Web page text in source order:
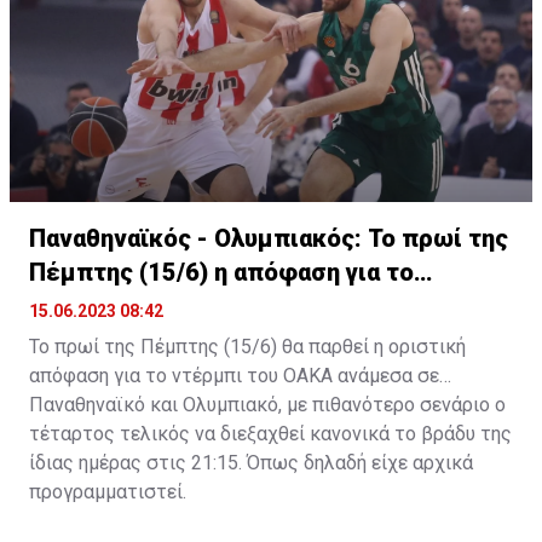
(ή "γάμο" αν προτιμάτε) με έναν εκ των δύο, στη
Φενέρμπαχτσε δεν προτίθενται να προχωρήσουν τις
όποιες διαδικασίες με τον Νικ Καλάθη.
Παναθηναϊκός - Ολυμπιακός: Το πρωί της
Πέμπτης (15/6) η απόφαση για το
ντέρμπι
15.06.2023 08:42
Το πρωί της Πέμπτης (15/6) θα παρθεί η οριστική
απόφαση για το ντέρμπι του ΟΑΚΑ ανάμεσα σε
Παναθηναϊκό και Ολυμπιακό, με πιθανότερο σενάριο ο
τέταρτος τελικός να διεξαχθεί κανονικά το βράδυ της
ίδιας ημέρας στις 21:15. Όπως δηλαδή είχε αρχικά
προγραμματιστεί.